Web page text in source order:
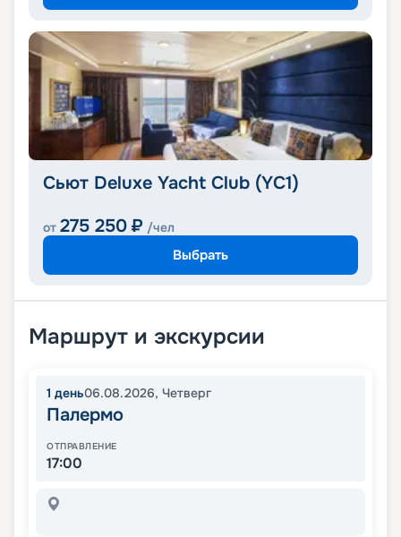
Сьют Deluxe Yacht Club (YC1)
от 275 250 ₽ /чел
Выбрать
Маршрут и экскурсии
1 день06.08.2026, Четверг
Палермо
ОТПРАВЛЕНИЕ
17:00